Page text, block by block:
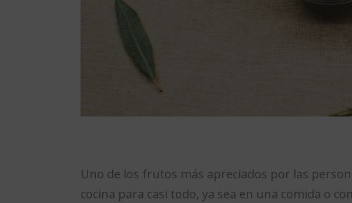
Uno de los frutos más apreciados por las
cocina para casi todo, ya sea en una comida o